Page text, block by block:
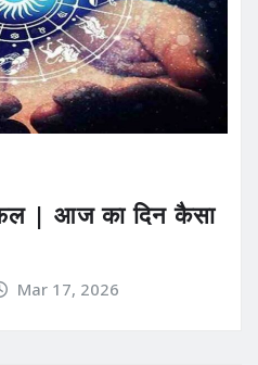
| आज का दिन कैसा
Mar 17, 2026